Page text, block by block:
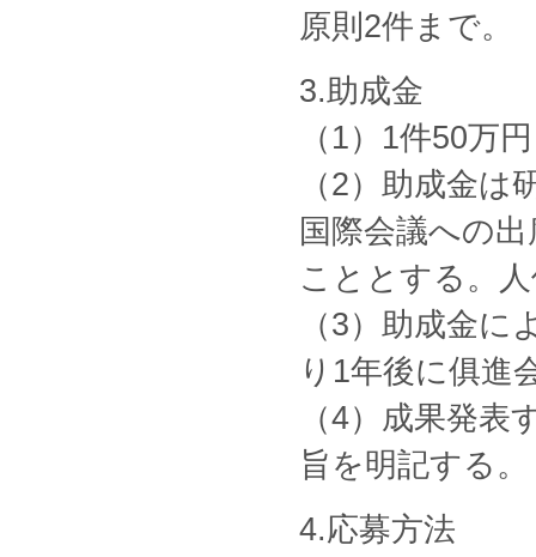
原則2件まで。
3.助成金
（1）1件50万
（2）助成金
国際会議への
こととする。
（3）助成金
り1年後に俱進
（4）成果発
旨を明記する。
4.応募方法